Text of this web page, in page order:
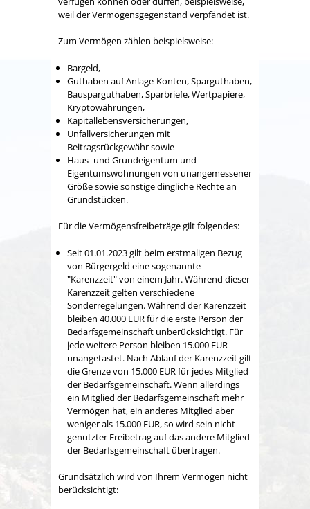
weil der Vermögensgegenstand verpfändet ist.
Zum Vermögen zählen beispielsweise:
Bargeld,
Guthaben auf Anlage-Konten, Sparguthaben,
Bausparguthaben, Sparbriefe, Wertpapiere,
Kryptowährungen,
Kapitallebensversicherungen,
Unfallversicherungen mit
Beitragsrückgewähr sowie
Haus- und Grundeigentum und
Eigentumswohnungen von unangemessener
Größe sowie sonstige dingliche Rechte an
Grundstücken.
Für die Vermögensfreibeträge gilt folgendes:
Seit 01.01.2023 gilt beim erstmaligen Bezug
von Bürgergeld eine sogenannte
"Karenzzeit" von einem Jahr. Während dieser
Karenzzeit gelten verschiedene
Sonderregelungen. Während der Karenzzeit
bleiben 40.000 EUR für die erste Person der
Bedarfsgemeinschaft unberücksichtigt. Für
jede weitere Person bleiben 15.000 EUR
unangetastet. Nach Ablauf der Karenzzeit gilt
die Grenze von 15.000 EUR für jedes Mitglied
der Bedarfsgemeinschaft. Wenn allerdings
ein Mitglied der Bedarfsgemeinschaft mehr
Vermögen hat, ein anderes Mitglied aber
weniger als 15.000 EUR, so wird sein nicht
genutzter Freibetrag auf das andere Mitglied
der Bedarfsgemeinschaft übertragen.
Grundsätzlich wird von Ihrem Vermögen nicht
berücksichtigt: